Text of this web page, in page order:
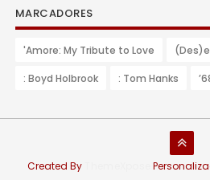
MARCADORES
'Amore: My Tribute to Love
: Boyd Holbrook : Tom Hanks
Created By